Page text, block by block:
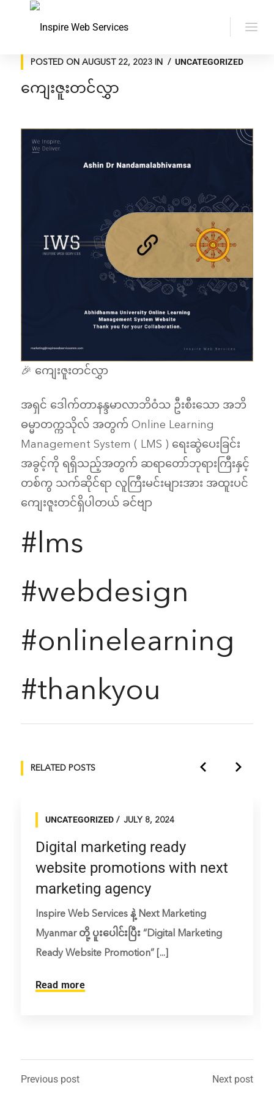
POSTED ON AUGUST 22, 2023IN UNCATEGORIZED
ကျေးဇူးတင်လွှာ
🎉 ကျေးဇူးတင်လွှာ
အရှင် ဒေါက်တာနန္ဒမာလာဘိဝံသ ဦးစီးသော အဘိ
ဓမ္မာတက္ကသိုလ် အတွက် Online Learning
Management System ( LMS ) ရေးဆွဲပေးခြင်း
အခွင့်ကို ရရှိသည့်အတွက် ဆရာတော်ဘုရားကြီးနှင့်
တစ်ကွ သက်ဆိုင်ရာ လူကြီးမင်းများအား အထူးပင်
ကျေးဇူးတင်ရှိပါတယ် ခင်ဗျာ
#lms
#webdesign
#onlinelearning
#thankyou
RELATED POSTS
UNCATEGORIZED JULY 8, 2024
Digital marketing ready
website promotions with next
marketing agency
Inspire Web Services နဲ့ Next Marketing
Myanmar တို့ ပူးပေါင်းပြီး “Digital Marketing
Ready Website Promotion” [...]
Read more
Previous post Next post